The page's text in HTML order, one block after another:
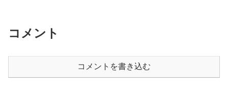
コメント
コメントを書き込む